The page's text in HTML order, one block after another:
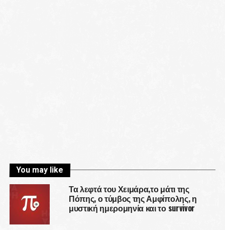
You may like
Τα λεφτά του Χειμάρα,το μάτι της
Πόπης, ο τύμβος της Αμφίπολης, η
μυστική ημερομηνία και το survivor